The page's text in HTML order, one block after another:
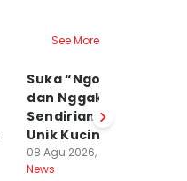
See More
Suka “Ngobrol”
dan Nggak Betah
Sendirian, Ini Sisi
Unik Kucing Siam
08 Agu 2026, 21:30 WIB
News